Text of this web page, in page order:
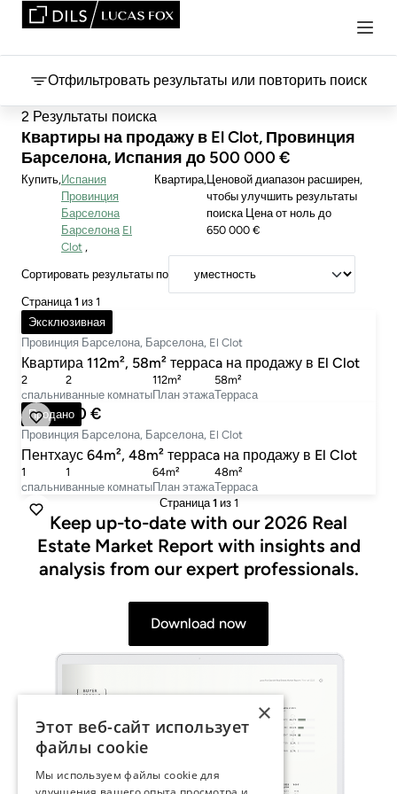
Отфильтровать результаты или повторить поиск
2 Результаты поиска
Квартиры на продажу в El Clot, Провинция
Барселона, Испания до 500 000 €
Купить Испания
Провинция
Барселона
Барселона El
Clot
Квартира Ценовой диапазон расширен,
чтобы улучшить результаты
поиска Ценаот ноль до
650 000 €
Сортировать результаты по
Страница1 из 1
Эксклюзивная
650 000 €
Провинция Барселона, Барселона, El Clot
Квартира 112m², 58m² террасa на продажу в El Clot
cпальни
2
ванные комнаты
2
План этажа
112m²
Терраса
58m²
Продано
550 000 €
Провинция Барселона, Барселона, El Clot
Пентхаус 64m², 48m² террасa на продажу в El Clot
cпальни
1
ванные комнаты
1
План этажа
64m²
Терраса
48m²
Страница1 из 1
Keep up-to-date with our 2026 Real
Estate Market Report with insights and
analysis from our expert professionals.
Download now
×
Этот веб-сайт использует
файлы cookie
Мы используем файлы cookie для